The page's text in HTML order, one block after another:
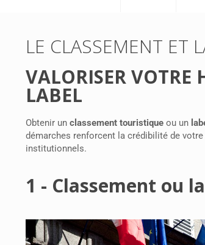
LE CLASSEMENT ET
VALORISER VOTRE
LABEL
Obtenir un classement touristique ou un
démarches renforcent la crédibilité de
institutionnels.
1 - Classement ou